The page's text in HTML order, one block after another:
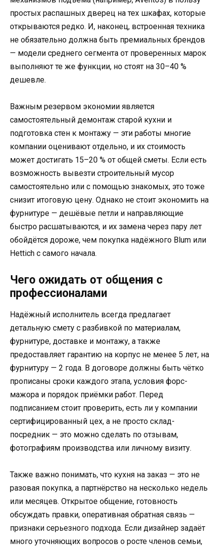
простых распашных дверец на тех шкафах, которые
открываются редко. И, наконец, встроенная техника
не обязательно должна быть премиальных брендов
— модели среднего сегмента от проверенных марок
выполняют те же функции, но стоят на 30–40 %
дешевле.
Важным резервом экономии является
самостоятельный демонтаж старой кухни и
подготовка стен к монтажу — эти работы многие
компании оценивают отдельно, и их стоимость
может достигать 15–20 % от общей сметы. Если есть
возможность вывезти строительный мусор
самостоятельно или с помощью знакомых, это тоже
снизит итоговую цену. Однако не стоит экономить на
фурнитуре — дешёвые петли и направляющие
быстро расшатываются, и их замена через пару лет
обойдётся дороже, чем покупка надёжного Blum или
Hettich с самого начала.
Чего ожидать от общения с
профессионалами
Надёжный исполнитель всегда предлагает
детальную смету с разбивкой по материалам,
фурнитуре, доставке и монтажу, а также
предоставляет гарантию на корпус не менее 5 лет, на
фурнитуру — 2 года. В договоре должны быть чётко
прописаны сроки каждого этапа, условия форс-
мажора и порядок приёмки работ. Перед
подписанием стоит проверить, есть ли у компании
сертифицированный цех, а не просто склад-
посредник — это можно сделать по отзывам,
фотографиям производства или личному визиту.
Также важно понимать, что кухня на заказ — это не
разовая покупка, а партнёрство на несколько недель
или месяцев. Открытое общение, готовность
обсуждать правки, оперативная обратная связь —
признаки серьезного подхода. Если дизайнер задаёт
много уточняющих вопросов о росте членов семьи,